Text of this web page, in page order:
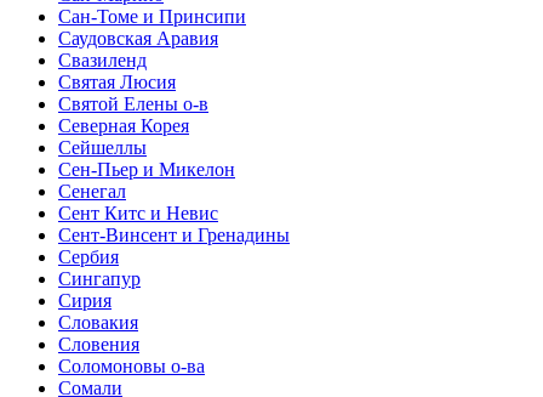
Сан-Томе и Принсипи
Саудовская Аравия
Свазиленд
Святая Люсия
Святой Елены о-в
Северная Корея
Сейшеллы
Сен-Пьер и Микелон
Сенегал
Сент Китс и Невис
Сент-Винсент и Гренадины
Сербия
Сингапур
Сирия
Словакия
Словения
Соломоновы о-ва
Сомали